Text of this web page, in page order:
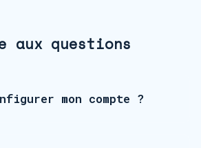
aux questions
mon compte ?